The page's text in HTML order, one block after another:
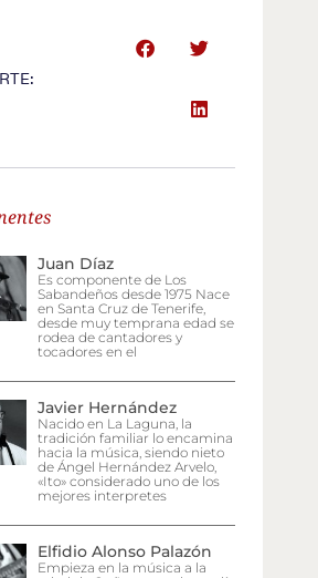
Juan Díaz
Es componente de Los
Sabandeños desde 1975 Nace
en Santa Cruz de Tenerife,
desde muy temprana edad se
rodea de cantadores y
tocadores en el
Javier Hernández
Nacido en La Laguna, la
tradición familiar lo encamina
hacia la música, siendo nieto
de Ángel Hernández Arvelo,
«Ito» considerado uno de los
mejores interpretes
Elfidio Alonso Palazón
Empieza en la música a la